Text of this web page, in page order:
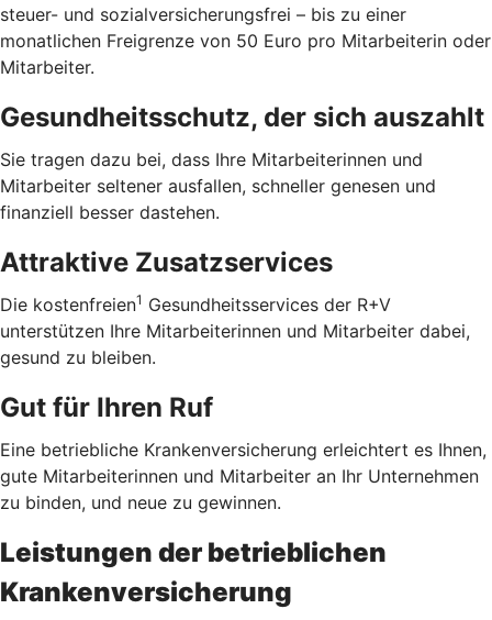
steuer- und sozialversicherungsfrei – bis zu einer
monatlichen Freigrenze von 50 Euro pro Mitarbeiterin oder
Mitarbeiter.
Gesundheitsschutz, der sich auszahlt
Sie tragen dazu bei, dass Ihre Mitarbeiterinnen und
Mitarbeiter seltener ausfallen, schneller genesen und
finanziell besser dastehen.
Attraktive Zusatzservices
Die kostenfreien1 Gesundheitsservices der R+V
unterstützen Ihre Mitarbeiterinnen und Mitarbeiter dabei,
gesund zu bleiben.
Gut für Ihren Ruf
Eine betriebliche Krankenversicherung erleichtert es Ihnen,
gute Mitarbeiterinnen und Mitarbeiter an Ihr Unternehmen
zu binden, und neue zu gewinnen.
Leistungen der betrieblichen
Krankenversicherung